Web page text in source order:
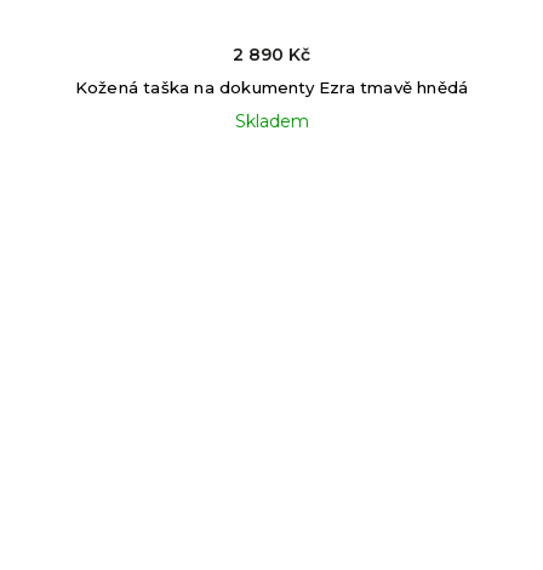
Kožená taška na dokumenty Ezra tmavě hnědá
Skladem
2 890 Kč